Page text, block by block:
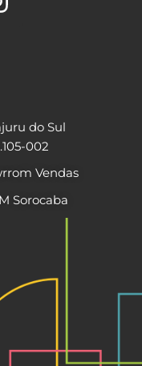
do Sul
002
Vendas
Sorocaba